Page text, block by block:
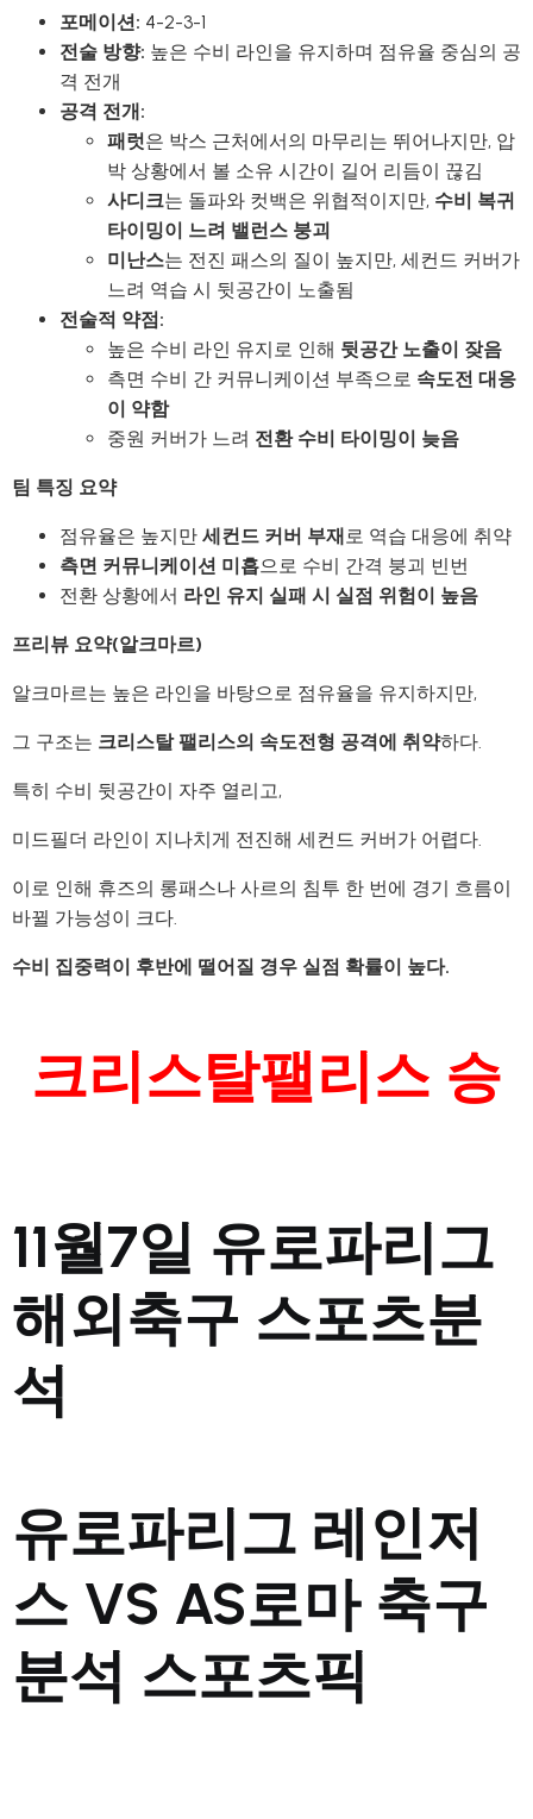
포메이션: 4-2-3-1
전술 방향: 높은 수비 라인을 유지하며 점유율 중심의 공
격 전개
공격 전개:
패럿은 박스 근처에서의 마무리는 뛰어나지만, 압
박 상황에서 볼 소유 시간이 길어 리듬이 끊김
사디크는 돌파와 컷백은 위협적이지만, 수비 복귀
타이밍이 느려 밸런스 붕괴
미난스는 전진 패스의 질이 높지만, 세컨드 커버가
느려 역습 시 뒷공간이 노출됨
전술적 약점:
높은 수비 라인 유지로 인해 뒷공간 노출이 잦음
측면 수비 간 커뮤니케이션 부족으로 속도전 대응
이 약함
중원 커버가 느려 전환 수비 타이밍이 늦음
팀 특징 요약
점유율은 높지만 세컨드 커버 부재 로 역습 대응에 취약
측면 커뮤니케이션 미흡으로 수비 간격 붕괴 빈번
전환 상황에서 라인 유지 실패 시 실점 위험이 높음
프리뷰 요약(알크마르)
알크마르는 높은 라인을 바탕으로 점유율을 유지하지만,
그 구조는 크리스탈 팰리스의 속도전형 공격에 취약하다.
특히 수비 뒷공간이 자주 열리고,
미드필더 라인이 지나치게 전진해 세컨드 커버가 어렵다.
이로 인해 휴즈의 롱패스나 사르의 침투 한 번에 경기 흐름이
바뀔 가능성이 크다.
수비 집중력이 후반에 떨어질 경우 실점 확률이 높다.
크리스탈팰리스 승
11월7일 유로파리그
해외축구 스포츠분
석
유로파리그 레인저
스 VS AS로마 축구
분석 스포츠픽